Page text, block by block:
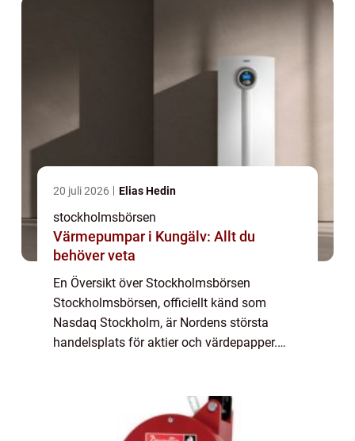
20 juli 2026 Elias Hedin
stockholmsbörsen
Värmepumpar i Kungälv: Allt du
behöver veta
En Översikt över Stockholmsbörsen
Stockholmsbörsen, officiellt känd som
Nasdaq Stockholm, är Nordens största
handelsplats för aktier och värdepapper.